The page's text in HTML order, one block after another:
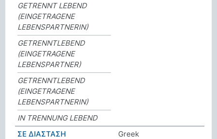
GETRENNT LEBEND
(EINGETRAGENE
LEBENSPARTNERIN)
GETRENNTLEBEND
(EINGETRAGENE
LEBENSPARTNER)
GETRENNTLEBEND
(EINGETRAGENE
LEBENSPARTNERIN)
IN TRENNUNG LEBEND
ΣΕ ΔΙΑΣΤΑΣΗ
Greek